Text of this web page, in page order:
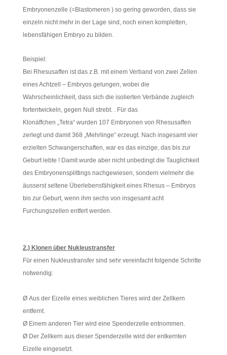
Embryonenzelle (=Blastomeren ) so gering geworden, dass sie
einzeln nicht mehr in der Lage sind, noch einen kompletten,
lebensfähigen Embryo zu bilden.
Beispiel:
Bei Rhesusaffen ist das z.B. mit einem Verband von zwei Zellen
eines Achtzell – Embryos gelungen, wobei die
Wahrscheinlichkeit, dass sich die isolierten Verbände zugleich
fortentwickeln, gegen Null strebt. . Für das
Klonäffchen „Tetra“ wurden 107 Embryonen von Rhesusaffen
zerlegt und damit 368 „Mehrlinge“ erzeugt. Nach insgesamt vier
erzielten Schwangerschaften, war es das einzige, das bis zur
Geburt lebte ! Damit wurde aber nicht unbedingt die Tauglichkeit
des Embryonensplittings nachgewiesen, sondern vielmehr die
äusserst seltene Überlebensfähigkeit eines Rhesus – Embryos
bis zur Geburt, wenn ihm sechs von insgesamt acht
Furchungszellen entfert werden.
2.) Klonen über Nukleustransfer
Für einen Nukleustransfer sind sehr vereinfacht folgende Schritte
notwendig:
Ø Aus der Eizelle eines weiblichen Tieres wird der Zellkern
entfernt.
Ø Einem anderen Tier wird eine Spenderzelle entnommen.
Ø Der Zellkern aus dieser Spenderzelle wird der entkernten
Eizelle eingesetzt.